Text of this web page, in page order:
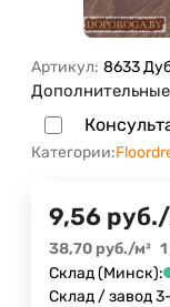
Артикул: 8633
Дополнительные
Категории:
9,56 руб./
38,70 руб./м²
Склад (Минск):
Склад / завод